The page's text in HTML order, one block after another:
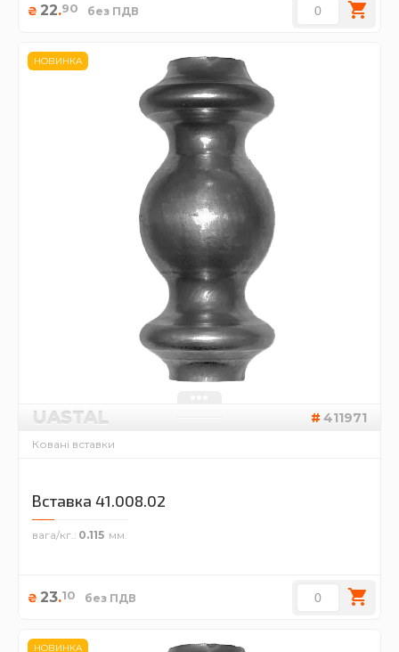
₴ 22.90 без ПДВ
НОВИНКА
UASTAL 411971
Ковані вставки
Вставка 41.008.02
вага/кг. 0.115
₴ 23.10 без ПДВ
НОВИНКА